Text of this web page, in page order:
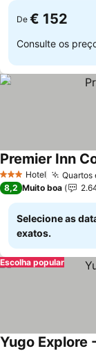
De € 152
Consulte os
3 EstrelasHotel Quartos
Premier Inn
8,2 Muito boa
Selecione as
exatos.
Escolha popular
Yugo Explore